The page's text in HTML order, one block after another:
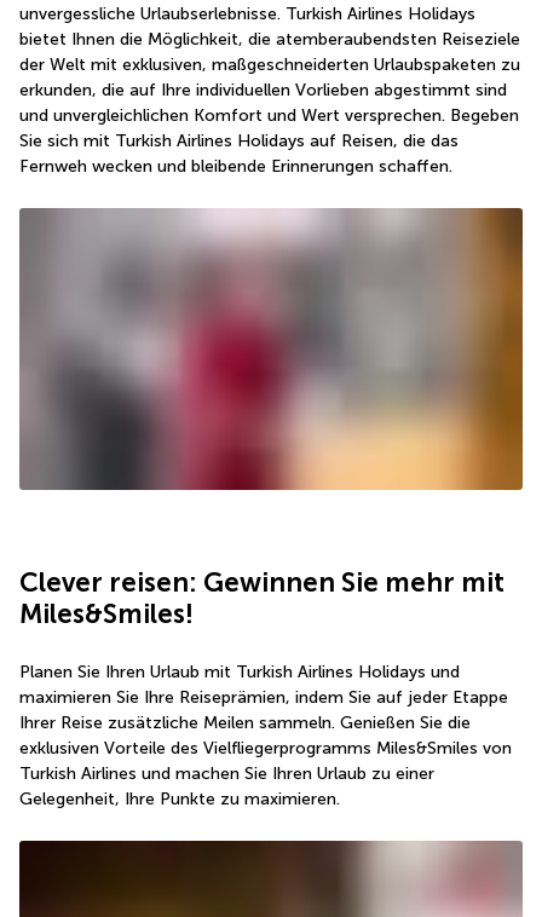
unvergessliche Urlaubserlebnisse. Turkish Airlines Holidays
bietet Ihnen die Möglichkeit, die atemberaubendsten Reiseziele
der Welt mit exklusiven, maßgeschneiderten Urlaubspaketen zu
erkunden, die auf Ihre individuellen Vorlieben abgestimmt sind
und unvergleichlichen Komfort und Wert versprechen. Begeben
Sie sich mit Turkish Airlines Holidays auf Reisen, die das
Fernweh wecken und bleibende Erinnerungen schaffen.
Clever reisen: Gewinnen Sie mehr mit
Miles&Smiles!
Planen Sie Ihren Urlaub mit Turkish Airlines Holidays und
maximieren Sie Ihre Reiseprämien, indem Sie auf jeder Etappe
Ihrer Reise zusätzliche Meilen sammeln. Genießen Sie die
exklusiven Vorteile des Vielfliegerprogramms Miles&Smiles von
Turkish Airlines und machen Sie Ihren Urlaub zu einer
Gelegenheit, Ihre Punkte zu maximieren.